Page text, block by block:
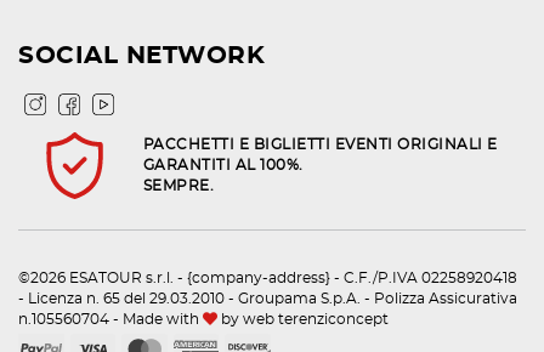
SOCIAL NETWORK
PACCHETTI E BIGLIETTI EVENTI ORIGINALI E
GARANTITI AL 100%.
SEMPRE.
©2026 ESATOUR s.r.l. - {company-address} - C.F./P.IVA 02258920418
- Licenza n. 65 del 29.03.2010 - Groupama S.p.A. - Polizza Assicurativa
n.105560704 - Made with
by web terenziconcept